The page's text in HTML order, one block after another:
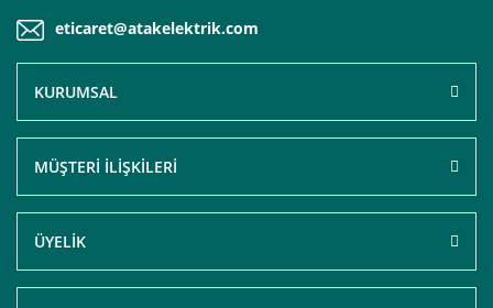
eticaret@atakelektrik.com
KURUMSAL
MÜŞTERİ İLİŞKİLERİ
ÜYELİK